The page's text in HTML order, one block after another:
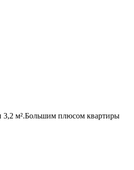
3,2 м².Большим плюсом квартиры